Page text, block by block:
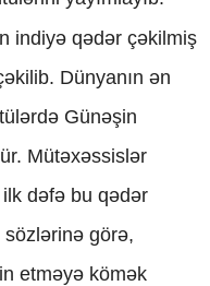
indiyə qədər çəkilmiş
Dünyanın ən
Günəşin
Mütəxəssislər
dəfə bu qədər
sözlərinə görə,
etməyə kömək